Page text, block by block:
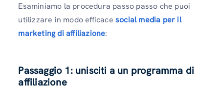
Esaminiamo la procedura passo passo che puoi
utilizzare in modo efficace social media per il
marketing di affiliazione:
Passaggio 1: unisciti a un programma di
affiliazione